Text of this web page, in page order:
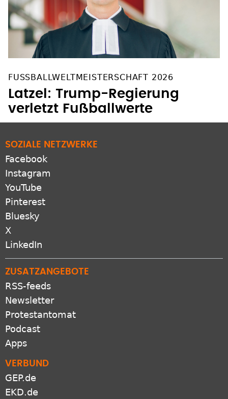
FUSSBALLWELTMEISTERSCHAFT 2026
Latzel: Trump-Regierung
verletzt Fußballwerte
SOZIALE NETZWERKE
Facebook
Instagram
YouTube
Pinterest
Bluesky
X
LinkedIn
ZUSATZANGEBOTE
RSS-feeds
Newsletter
Protestantomat
Podcast
Apps
VERBUND
GEP.de
EKD.de